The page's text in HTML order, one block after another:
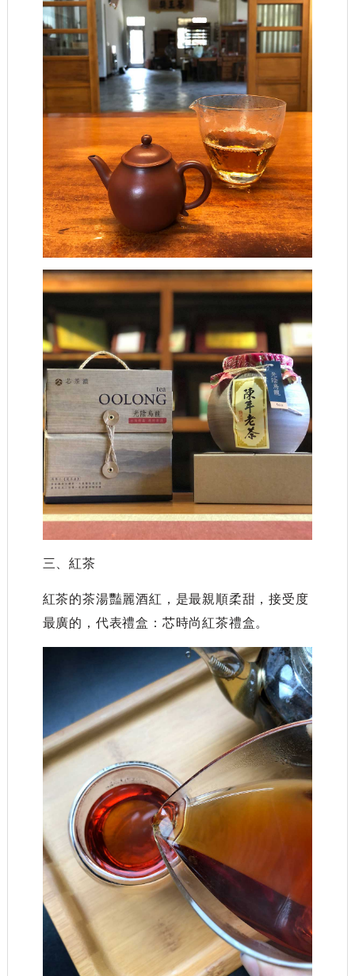
三、紅茶
紅茶的茶湯豔麗酒紅，是最親順柔甜，接受度
最廣的，代表禮盒：芯時尚紅茶禮盒。